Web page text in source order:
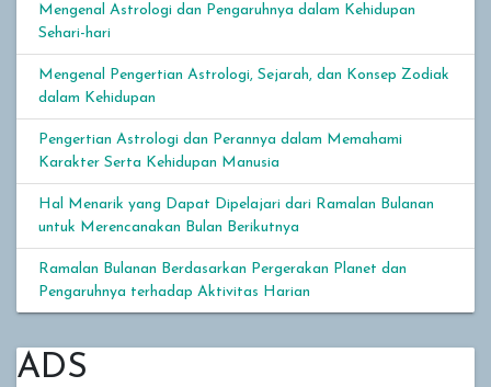
Mengenal Astrologi dan Pengaruhnya dalam Kehidupan
Sehari-hari
Mengenal Pengertian Astrologi, Sejarah, dan Konsep Zodiak
dalam Kehidupan
Pengertian Astrologi dan Perannya dalam Memahami
Karakter Serta Kehidupan Manusia
Hal Menarik yang Dapat Dipelajari dari Ramalan Bulanan
untuk Merencanakan Bulan Berikutnya
Ramalan Bulanan Berdasarkan Pergerakan Planet dan
Pengaruhnya terhadap Aktivitas Harian
ADS